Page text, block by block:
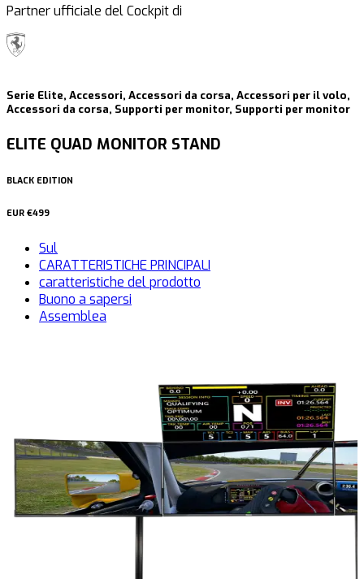
Partner ufficiale del Cockpit di
Serie Elite, Accessori, Accessori da corsa, Accessori per il volo,
Accessori da corsa, Supporti per monitor, Supporti per monitor
ELITE QUAD MONITOR STAND
BLACK EDITION
EUR €499
Sul
CARATTERISTICHE PRINCIPALI
caratteristiche del prodotto
Buono a sapersi
Assemblea